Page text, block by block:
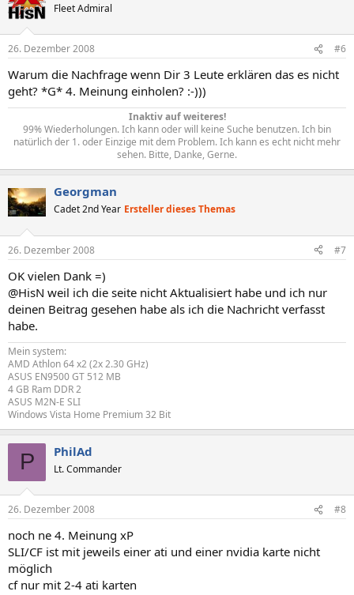
Fleet Admiral
26. Dezember 2008 #6
Warum die Nachfrage wenn Dir 3 Leute erklären das es nicht
geht? *G* 4. Meinung einholen? :-)))
Inaktiv auf weiteres!
99% Wiederholungen. Ich kann oder will keine Suche benutzen. Ich bin
natürlich der 1. oder Einzige mit dem Problem. Ich kann es echt nicht mehr
sehen. Bitte, Danke, Gerne.​
Georgman
Cadet 2nd Year Ersteller dieses Themas
26. Dezember 2008 #7
OK vielen Dank =)
@HisN weil ich die seite nicht Aktualisiert habe und ich nur
deinen Beitrag gesehen habe als ich die Nachricht verfasst
habe.
Mein system:
AMD Athlon 64 x2 (2x 2.30 GHz)
ASUS EN9500 GT 512 MB
4 GB Ram DDR 2
ASUS M2N-E SLI
Windows Vista Home Premium 32 Bit
P PhilAd
Lt. Commander
26. Dezember 2008 #8
noch ne 4. Meinung xP
SLI/CF ist mit jeweils einer ati und einer nvidia karte nicht
möglich
cf nur mit 2-4 ati karten